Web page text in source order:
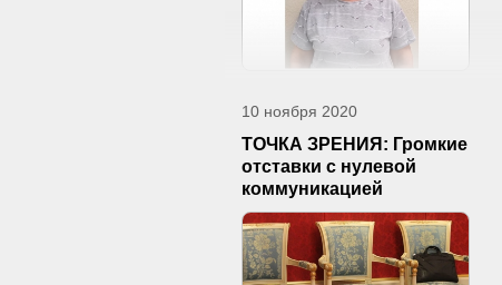
10 ноября 2020
ТОЧКА ЗРЕНИЯ: Громкие
отставки с нулевой
коммуникацией